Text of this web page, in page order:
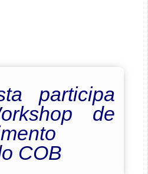
participa
de
COB